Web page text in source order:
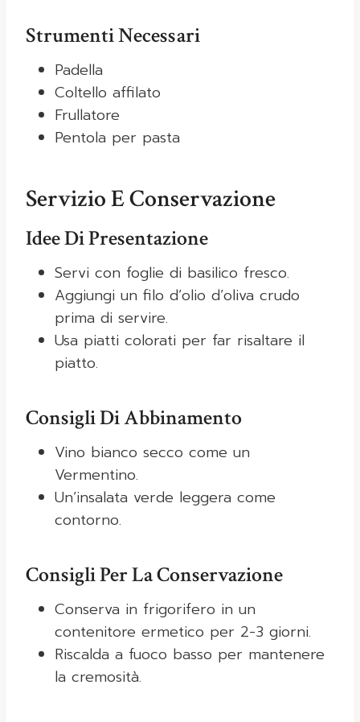
Strumenti Necessari
Padella
Coltello affilato
Frullatore
Pentola per pasta
Servizio E Conservazione
Idee Di Presentazione
Servi con foglie di basilico fresco.
Aggiungi un filo d’olio d’oliva crudo
prima di servire.
Usa piatti colorati per far risaltare il
piatto.
Consigli Di Abbinamento
Vino bianco secco come un
Vermentino.
Un’insalata verde leggera come
contorno.
Consigli Per La Conservazione
Conserva in frigorifero in un
contenitore ermetico per 2-3 giorni.
Riscalda a fuoco basso per mantenere
la cremosità.